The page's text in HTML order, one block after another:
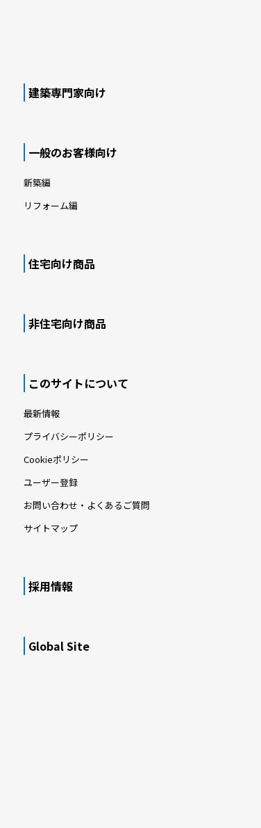
建築専門家向け
一般のお客様向け
新築編
リフォーム編
住宅向け商品
非住宅向け商品
このサイトについて
最新情報
プライバシーポリシー
Cookieポリシー
ユーザー登録
お問い合わせ・よくあるご質問
サイトマップ
採用情報
Global Site